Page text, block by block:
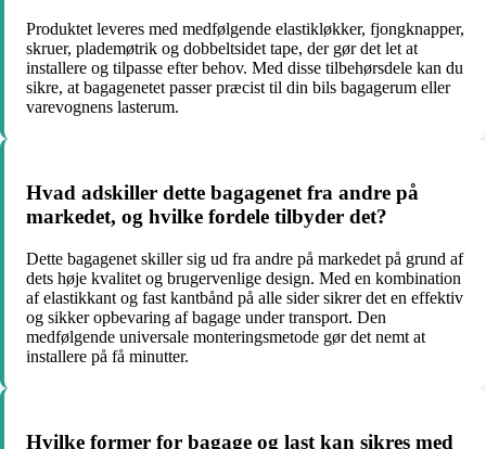
Produktet leveres med medfølgende elastikløkker, fjongknapper,
skruer, plademøtrik og dobbeltsidet tape, der gør det let at
installere og tilpasse efter behov. Med disse tilbehørsdele kan du
sikre, at bagagenetet passer præcist til din bils bagagerum eller
varevognens lasterum.
Hvad adskiller dette bagagenet fra andre på
markedet, og hvilke fordele tilbyder det?
Dette bagagenet skiller sig ud fra andre på markedet på grund af
dets høje kvalitet og brugervenlige design. Med en kombination
af elastikkant og fast kantbånd på alle sider sikrer det en effektiv
og sikker opbevaring af bagage under transport. Den
medfølgende universale monteringsmetode gør det nemt at
installere på få minutter.
Hvilke former for bagage og last kan sikres med